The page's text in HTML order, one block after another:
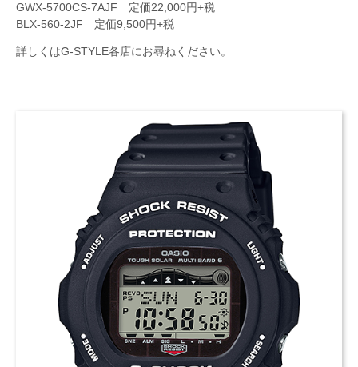
GWX-5700CS-7AJF 定価22,000円+税
BLX-560-2JF 定価9,500円+税
詳しくはG-STYLE各店にお尋ねください。